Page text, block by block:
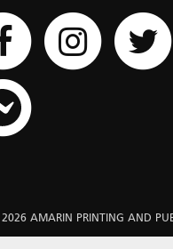
AMARIN PRINTING AND